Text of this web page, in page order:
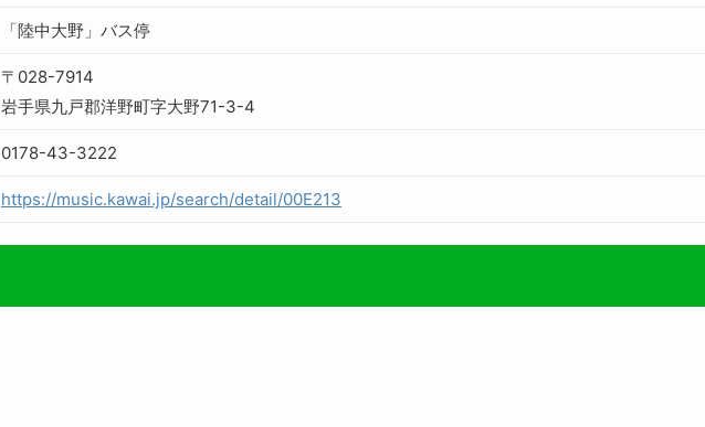
「陸中大野」バス停
〒028-7914
岩手県九戸郡洋野町字大野71-3-4
0178-43-3222
https://music.kawai.jp/search/detail/00E213